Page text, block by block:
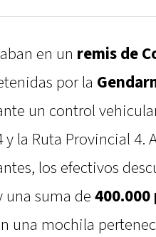
en un remis de
por la
un control
la Ruta Provincial 4.
los efectivos
una suma de
una mochila